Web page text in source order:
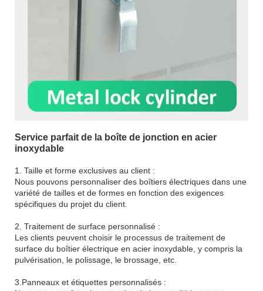
Service parfait de la boîte de jonction en acier
inoxydable
1. Taille et forme exclusives au client :
Nous pouvons personnaliser des boîtiers électriques dans une
variété de tailles et de formes en fonction des exigences
spécifiques du projet du client.
2. Traitement de surface personnalisé :
Les clients peuvent choisir le processus de traitement de
surface du boîtier électrique en acier inoxydable, y compris la
pulvérisation, le polissage, le brossage, etc.
3.Panneaux et étiquettes personnalisés :